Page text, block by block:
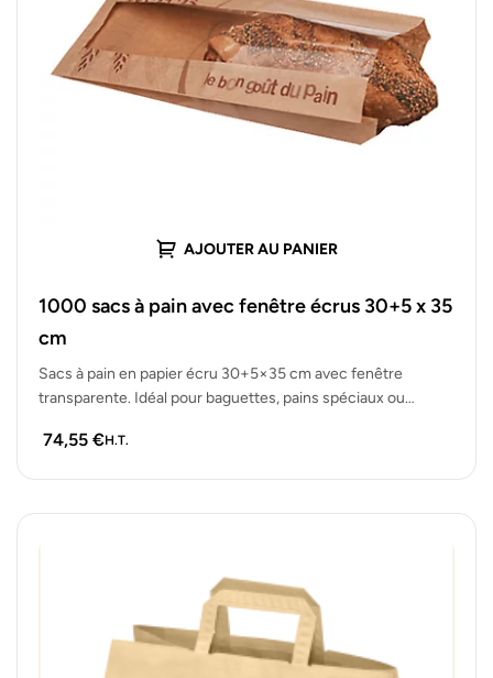
AJOUTER AU PANIER
1000 sacs à pain avec fenêtre écrus 30+5 x 35
cm
Sacs à pain en papier écru 30+5×35 cm avec fenêtre
transparente. Idéal pour baguettes, pains spéciaux ou
74,55 €H.T.